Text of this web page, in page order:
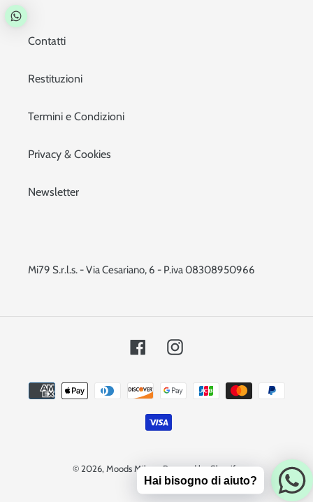
Contatti
Restituzioni
Termini e Condizioni
Privacy & Cookies
Newsletter
Mi79 S.r.l.s. - Via Cesariano, 6 - P.iva 08308950966
FacebookInstagram
Metodi
di
pagamento
© 2026, Moods Milano Powered by Shopify
Hai bisogno di aiuto?